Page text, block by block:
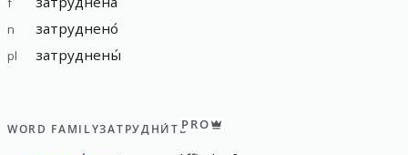
n затруднено́
pl затруднены́
WORD FAMILYЗАТРУДНИ́ТЬPRO